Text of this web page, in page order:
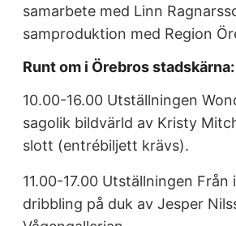
samarbete med Linn
samproduktion med Region
Runt om i Örebros stadskärna:
10.00-16.00 Utställningen
sagolik bildvärld av Kristy
slott (entrébiljett krävs).
11.00-17.00 Utställningen Från
dribbling på duk av Jesper